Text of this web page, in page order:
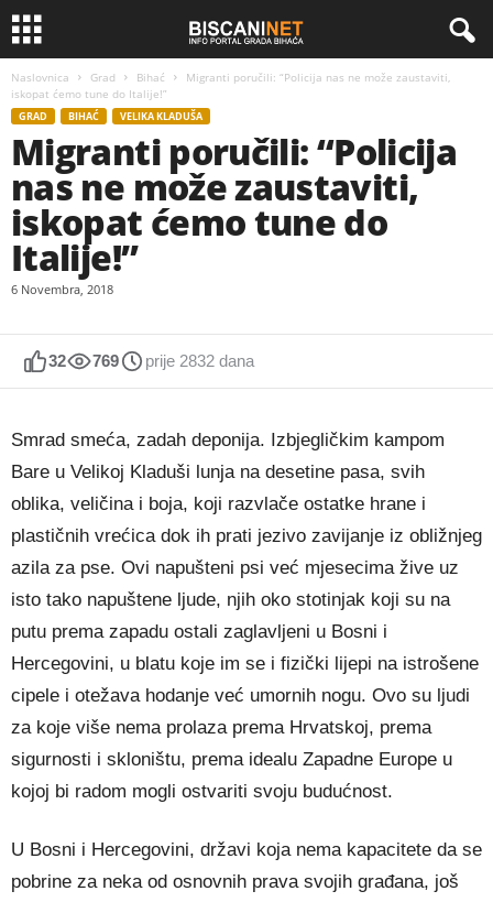
Naslovnica Grad Bihać
Migranti poručili: “Policija nas ne može zaustaviti,
iskopat ćemo tune do Italije!”
GRAD BIHAĆ VELIKA KLADUŠA
Migranti poručili: “Policija
nas ne može zaustaviti,
iskopat ćemo tune do
Italije!”
6 Novembra, 2018
32 769 prije 2832 dana
Smrad smeća, zadah deponija. Izbjegličkim kampom
Bare u Velikoj Kladuši lunja na desetine pasa, svih
oblika, veličina i boja, koji razvlače ostatke hrane i
plastičnih vrećica dok ih prati jezivo zavijanje iz obližnjeg
azila za pse. Ovi napušteni psi već mjesecima žive uz
isto tako napuštene ljude, njih oko stotinjak koji su na
putu prema zapadu ostali zaglavljeni u Bosni i
Hercegovini, u blatu koje im se i fizički lijepi na istrošene
cipele i otežava hodanje već umornih nogu. Ovo su ljudi
za koje više nema prolaza prema Hrvatskoj, prema
sigurnosti i skloništu, prema idealu Zapadne Europe u
kojoj bi radom mogli ostvariti svoju budućnost.
U Bosni i Hercegovini, državi koja nema kapacitete da se
pobrine za neka od osnovnih prava svojih građana, još